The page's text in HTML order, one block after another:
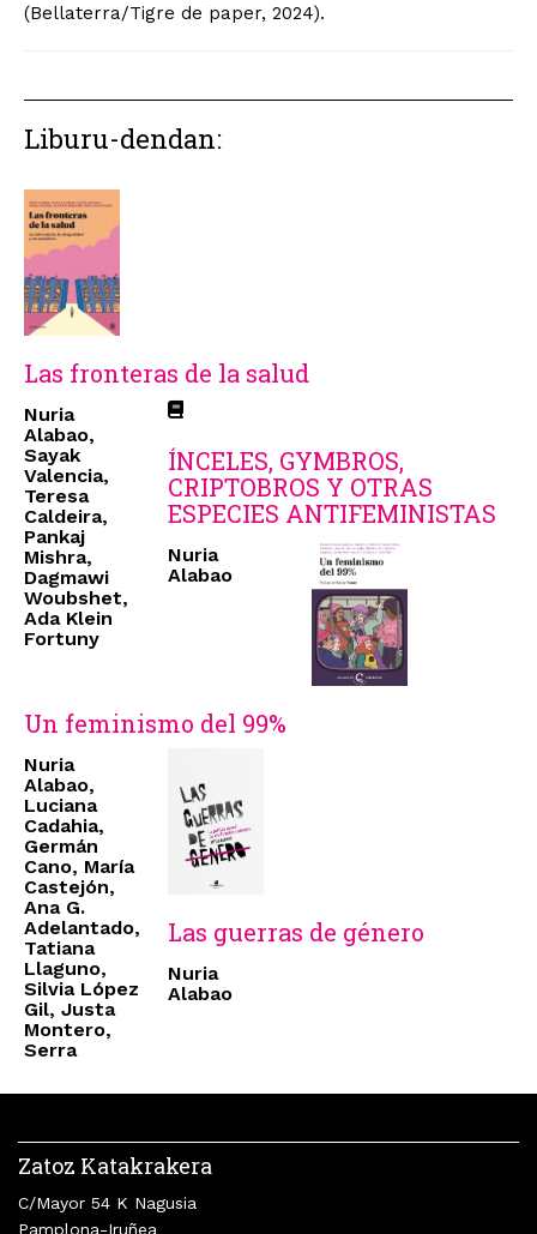
(Bellaterra/Tigre de paper, 2024).
Liburu-dendan:
Las fronteras de la salud
Nuria
Alabao,
Sayak
Valencia,
Teresa
Caldeira,
Pankaj
Mishra,
Dagmawi
Woubshet,
Ada Klein
Fortuny
ÍNCELES, GYMBROS,
CRIPTOBROS Y OTRAS
ESPECIES ANTIFEMINISTAS
Nuria
Alabao
Un feminismo del 99%
Nuria
Alabao,
Luciana
Cadahia,
Germán
Cano, María
Castejón,
Ana G.
Adelantado,
Tatiana
Llaguno,
Silvia López
Gil, Justa
Montero,
Serra
Las guerras de género
Nuria
Alabao
Zatoz Katakrakera
C/Mayor 54 K Nagusia
Pamplona-Iruñea